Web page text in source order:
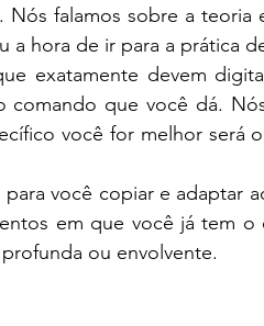
falamos sobre a teoria
hora de ir para a prática
exatamente devem
que você dá.
você for melhor será
você copiar e adaptar
em que você já tem o
ou envolvente.